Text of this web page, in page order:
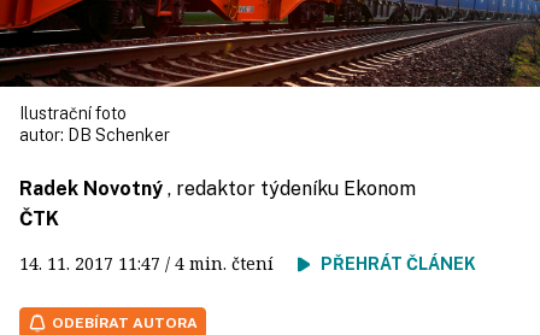
Ilustrační foto
autor: DB Schenker
Radek Novotný , redaktor týdeníku Ekonom
ČTK
14. 11. 2017 11:47 / 4 min. čtení PŘEHRÁT ČLÁNEK
ODEBÍRAT AUTORA